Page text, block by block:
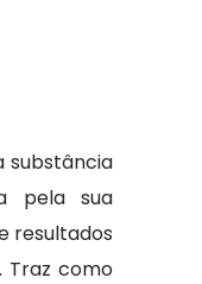
substância
pela sua
resultados
Traz como